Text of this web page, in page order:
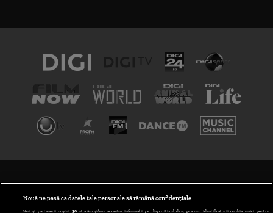
Nouă ne pasă ca datele tale personale să rămână confidențiale
Noi și partenerii noștri 30stocăm și/sau accesăm informații pe dispozitivul dvs., precum identificatorii cookie unici pentru